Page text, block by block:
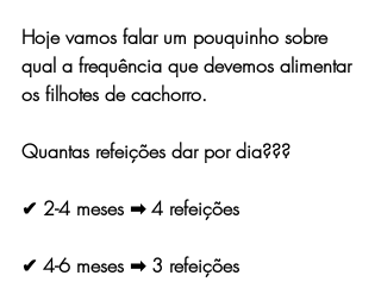
Hoje vamos falar um pouquinho sobre
qual a frequência que devemos alimentar
os filhotes de cachorro.
Quantas refeições dar por dia???
✔ 2-4 meses ➡ 4 refeições
✔ 4-6 meses ➡ 3 refeições